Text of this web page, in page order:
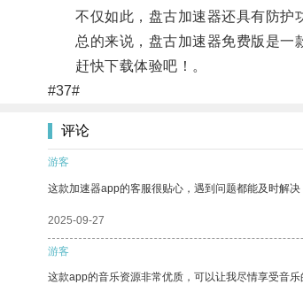
不仅如此，盘古加速器还具有防护
总的来说，盘古加速器免费版是一款
赶快下载体验吧！。
#37#
评论
游客
这款加速器app的客服很贴心，遇到问题都能及时解决
2025-09-27
游客
这款app的音乐资源非常优质，可以让我尽情享受音乐